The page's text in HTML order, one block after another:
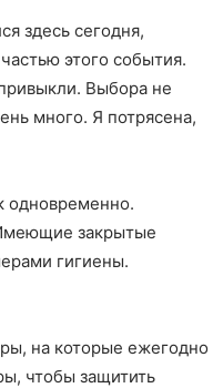
здесь сегодня,
этого события.
Выбора не
много. Я потрясена,
одновременно.
закрытые
гигиены.
на которые ежегодно
чтобы защитить